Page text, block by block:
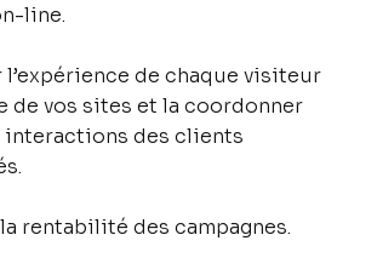
line.
l’expérience de chaque visiteur
de vos sites et la coordonner
interactions des clients
rentabilité des campagnes.